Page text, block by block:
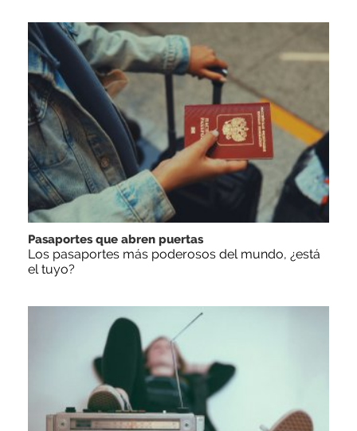
Pasaportes que abren puertas
Los pasaportes más poderosos del mundo, ¿está
el tuyo?